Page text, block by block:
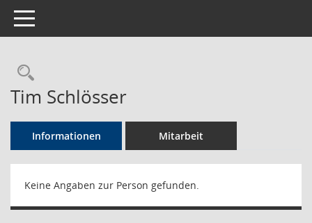
Toggle navigation
Rechercheauswahl
Tim Schlösser
Informationen Mitarbeit
Keine Angaben zur Person gefunden.